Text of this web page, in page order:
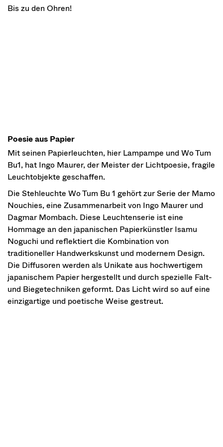
Bis zu den Ohren!
Poesie aus Papier
Mit seinen Papierleuchten, hier Lampampe und Wo Tum
Bu1, hat Ingo Maurer, der Meister der Lichtpoesie, fragile
Leuchtobjekte geschaffen.
Die Stehleuchte Wo Tum Bu 1 gehört zur Serie der Mamo
Nouchies, eine Zusammenarbeit von Ingo Maurer und
Dagmar Mombach. Diese Leuchtenserie ist eine
Hommage an den japanischen Papierkünstler Isamu
Noguchi und reflektiert die Kombination von
traditioneller Handwerkskunst und modernem Design.
Die Diffusoren werden als Unikate aus hochwertigem
japanischem Papier hergestellt und durch spezielle Falt-
und Biegetechniken geformt. Das Licht wird so auf eine
einzigartige und poetische Weise gestreut.